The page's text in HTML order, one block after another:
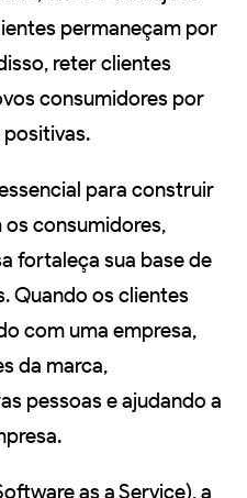
permaneçam por
reter clientes
consumidores por
para construir
os consumidores,
fortaleça sua base de
Quando os clientes
com uma empresa,
da marca,
pessoas e ajudando a
as a Service), a